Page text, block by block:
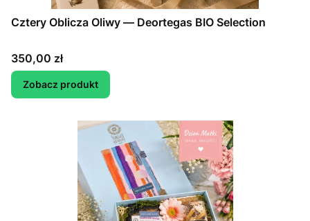
Cztery Oblicza Oliwy — Deortegas BIO Selection
Cena
350,00 zł
Zobacz produkt